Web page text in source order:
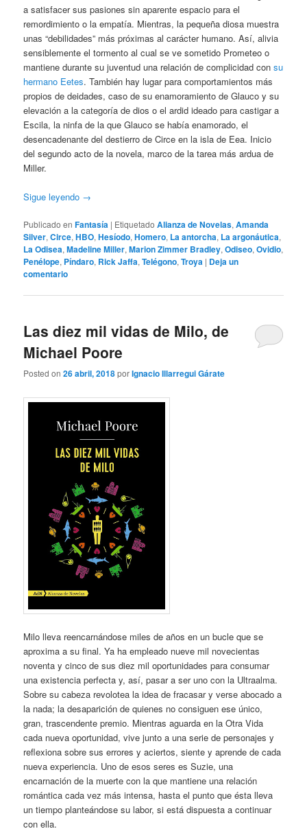
a satisfacer sus pasiones sin aparente espacio para el
remordimiento o la empatía. Mientras, la pequeña diosa muestra
unas “debilidades” más próximas al carácter humano. Así, alivia
sensiblemente el tormento al cual se ve sometido Prometeo o
mantiene durante su juventud una relación de complicidad consu
hermano Eetes. También hay lugar para comportamientos más
propios de deidades, caso de su enamoramiento de Glauco y su
elevación a la categoría de dios o el ardid ideado para castigar a
Escila, la ninfa de la que Glauco se había enamorado, el
desencadenante del destierro de Circe en la isla de Eea. Inicio
del segundo acto de la novela, marco de la tarea más ardua de
Miller.
Sigue leyendo →
Publicado en Fantasía | Etiquetado Alianza de Novelas,Amanda
Silver,Circe,HBO,Hesíodo,Homero, La antorcha, La argonáutica,
La Odisea,Madeline Miller,Marion Zimmer Bradley,Odiseo,Ovidio,
Penélope, Píndaro, Rick Jaffa,Telégono,Troya | Deja un
comentario
Las diez mil vidas de Milo, de
Michael Poore
Posted on26 abril, 2018porIgnacio Illarregui Gárate
Milo lleva reencarnándose miles de años en un bucle que se
aproxima a su final. Ya ha empleado nueve mil novecientas
noventa y cinco de sus diez mil oportunidades para consumar
una existencia perfecta y, así, pasar a ser uno con la Ultraalma.
Sobre su cabeza revolotea la idea de fracasar y verse abocado a
la nada; la desaparición de quienes no consiguen ese único,
gran, trascendente premio. Mientras aguarda en la Otra Vida
cada nueva oportunidad, vive junto a una serie de personajes y
reflexiona sobre sus errores y aciertos, siente y aprende de cada
nueva experiencia. Uno de esos seres es Suzie, una
encarnación de la muerte con la que mantiene una relación
romántica cada vez más intensa, hasta el punto que ésta lleva
un tiempo planteándose su labor, si está dispuesta a continuar
con ella.